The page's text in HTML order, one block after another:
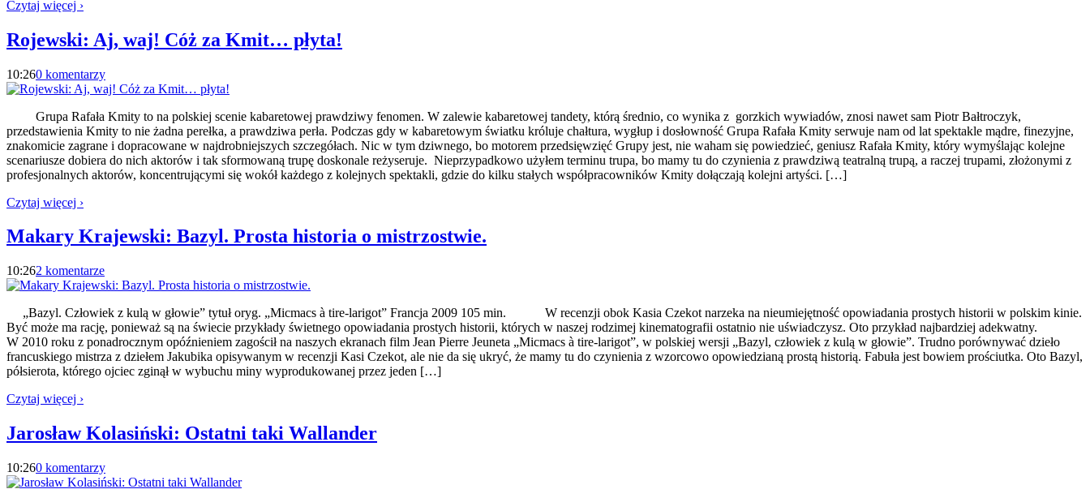
Czytaj więcej ›
Rojewski: Aj, waj! Cóż za Kmit… płyta!
10:260 komentarzy
Grupa Rafała Kmity to na polskiej scenie kabaretowej prawdziwy fenomen. W zalewie kabaretowej tandety, którą średnio, co wynika z gorzkich wywiadów, znosi nawet sam Piotr Bałtroczyk,
przedstawienia Kmity to nie żadna perełka, a prawdziwa perła. Podczas gdy w kabaretowym światku króluje chałtura, wygłup i dosłowność Grupa Rafała Kmity serwuje nam od lat spektakle mądre, finezyjne,
znakomicie zagrane i dopracowane w najdrobniejszych szczegółach. Nic w tym dziwnego, bo motorem przedsięwzięć Grupy jest, nie waham się powiedzieć, geniusz Rafała Kmity, który wymyślając kolejne
scenariusze dobiera do nich aktorów i tak sformowaną trupę doskonale reżyseruje. Nieprzypadkowo użyłem terminu trupa, bo mamy tu do czynienia z prawdziwą teatralną trupą, a raczej trupami, złożonymi z
profesjonalnych aktorów, koncentrującymi się wokół każdego z kolejnych spektakli, gdzie do kilku stałych współpracowników Kmity dołączają kolejni artyści. […]
Czytaj więcej ›
Makary Krajewski: Bazyl. Prosta historia o mistrzostwie.
10:262 komentarze
„Bazyl. Człowiek z kulą w głowie” tytuł oryg. „Micmacs à tire-larigot” Francja 2009 105 min. W recenzji obok Kasia Czekot narzeka na nieumiejętność opowiadania prostych historii w polskim kinie.
Być może ma rację, ponieważ są na świecie przykłady świetnego opowiadania prostych historii, których w naszej rodzimej kinematografii ostatnio nie uświadczysz. Oto przykład najbardziej adekwatny.
W 2010 roku z ponadrocznym opóźnieniem zagościł na naszych ekranach film Jean Pierre Jeuneta „Micmacs à tire-larigot”, w polskiej wersji „Bazyl, człowiek z kulą w głowie”. Trudno porównywać dzieło
francuskiego mistrza z dziełem Jakubika opisywanym w recenzji Kasi Czekot, ale nie da się ukryć, że mamy tu do czynienia z wzorcowo opowiedzianą prostą historią. Fabuła jest bowiem prościutka. Oto Bazyl,
półsierota, którego ojciec zginął w wybuchu miny wyprodukowanej przez jeden […]
Czytaj więcej ›
Jarosław Kolasiński: Ostatni taki Wallander
10:260 komentarzy